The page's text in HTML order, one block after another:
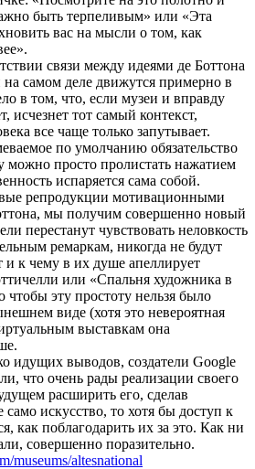
быть терпеливым» или «Эта
вас на мысли о том, как
связи между идеями де Боттона
самом деле движутся примерно в
в том, что, если музеи и вправду
исчезнет тот самый контекст,
все чаще только запутывает.
по умолчанию обязательство
можно просто пролистать нажатием
испаряется сама собой.
репродукции мотивационными
мы получим совершенно новый
перестанут чувствовать неловкость
ремаркам, никогда не будут
и к чему в их душе апеллирует
или «Спальня художника в
эту простоту нельзя было
виде (хотя это невероятная
выставкам она
идущих выводов, создатели Google
что очень рады реализации своего
расширить его, сделав
искусство, то хотя бы доступ к
как поблагодарить их за это. Как ни
совершенно поразительно.
museums/altesnational